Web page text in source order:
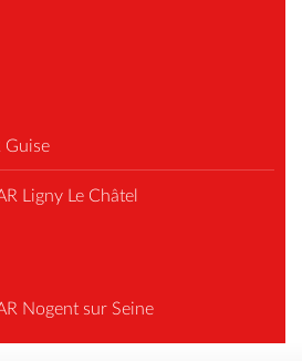
Guise
Ligny Le Châtel
Nogent sur Seine